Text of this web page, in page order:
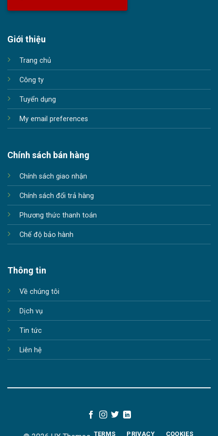
Giới thiệu
Trang chủ
Công ty
Tuyển dụng
My email preferences
Chính sách bán hàng
Chính sách giao nhận
Chính sách đổi trả hàng
Phương thức thanh toán
Chế độ bảo hành
Thông tin
Về chúng tôi
Dịch vụ
Tin tức
Liên hệ
TERMS PRIVACY COOKIES